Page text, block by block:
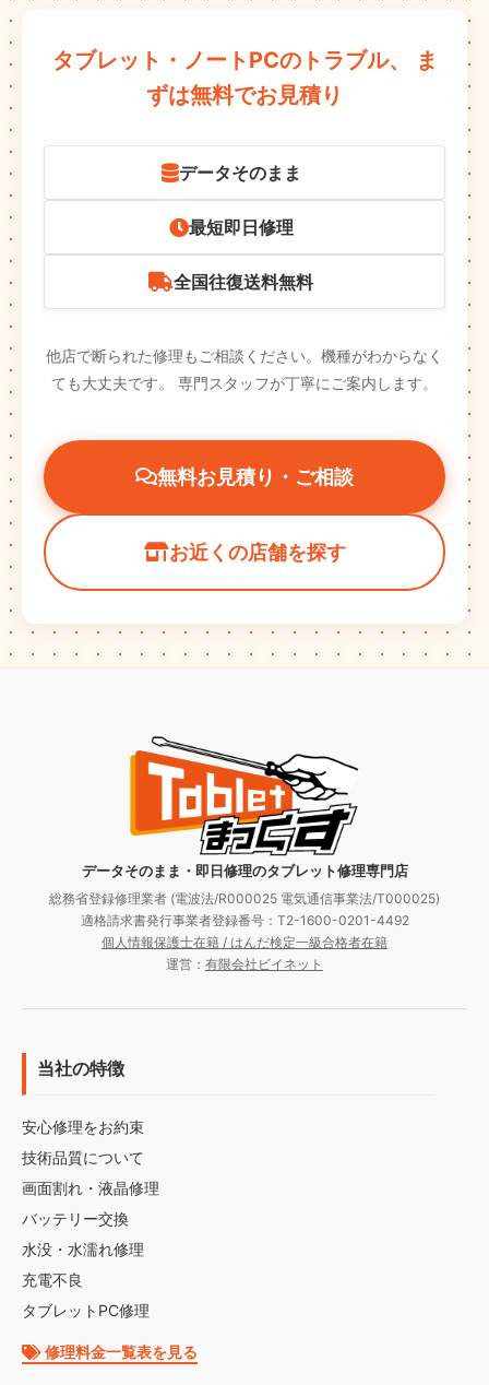
タブレット・ノートPCのトラブル、
ま
ずは無料でお見積り
データそのまま
最短即日修理
全国往復送料無料
他店で断られた修理もご相談ください。機種がわからなく
ても大丈夫です。
専門スタッフが丁寧にご案内します。
無料お見積り・ご相談
お近くの店舗を探す
データそのまま・即日修理のタブレット修理専門店
総務省登録修理業者 (電波法/R000025 電気通信事業法/T000025)
適格請求書発行事業者登録番号：T2-1600-0201-4492
個人情報保護士在籍 / はんだ検定一級合格者在籍
運営： 有限会社ビイネット
当社の特徴
安心修理をお約束
技術品質について
画面割れ・液晶修理
バッテリー交換
水没・水濡れ修理
充電不良
タブレットPC修理
修理料金一覧表を見る